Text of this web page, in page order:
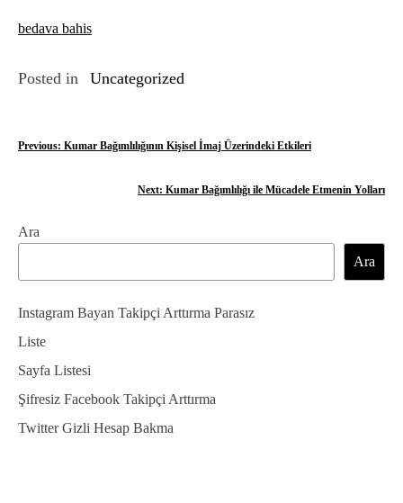
bedava bahis
Posted in Uncategorized
Y
ı
g
e
z
i
n
m
Previous: Kumar Bağımlılığının Kişisel İmaj Üzerindeki Etkileri
Next: Kumar Bağımlılığı ile Mücadele Etmenin Yolları
Ara
Ara
Instagram Bayan Takipçi Arttırma Parasız
Liste
Sayfa Listesi
Şifresiz Facebook Takipçi Arttırma
Twitter Gizli Hesap Bakma